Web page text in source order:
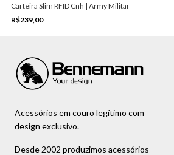
Carteira Slim RFID Cnh | Army Militar
R$239,00
Acessórios em couro legítimo com
design exclusivo.
Desde 2002 produzimos acessórios